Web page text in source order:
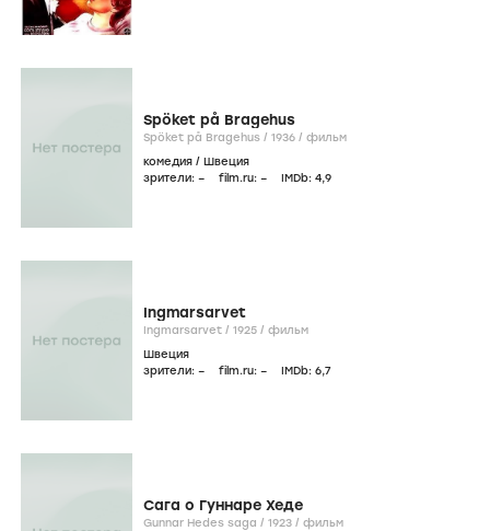
Spöket på Bragehus
Spöket på Bragehus / 1936 / фильм
комедия / Швеция
зрители: – film.ru: – IMDb: 4,9
Ingmarsarvet
Ingmarsarvet / 1925 / фильм
Швеция
зрители: – film.ru: – IMDb: 6,7
Сага о Гуннаре Хеде
Gunnar Hedes saga / 1923 / фильм